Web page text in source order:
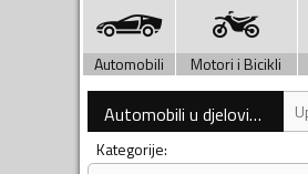
Automobili Motori i Bicikli
Automobili u djelovima
Kategorije: